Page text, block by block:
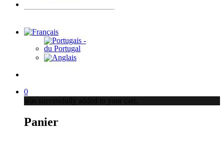
0
was successfully added to your cart.
Panier